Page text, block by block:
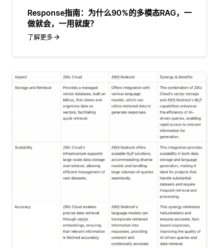
Response指南：为什么90%的多模态RAG，一
做就会，一用就废？
了解更多